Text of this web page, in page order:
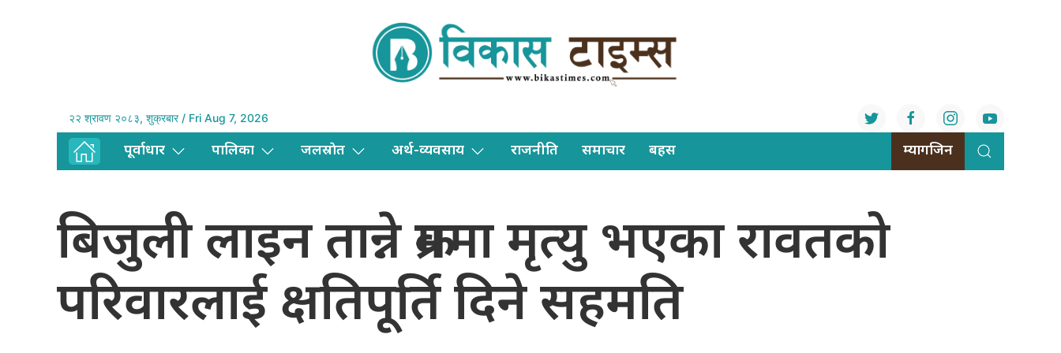
२२ श्रावण २०८३, शुक्रबार / Fri Aug 7, 2026
पूर्वाधार पालिका जलस्राेत अर्थ-व्यवसाय राजनीति समाचार बहस म्यागजिन
बिजुली लाइन तान्ने क्रममा मृत्यु भएका रावतको
परिवारलाई क्षतिपूर्ति दिने सहमति